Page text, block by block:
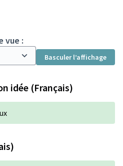
vue :
Basculer l’affichage
idée (Français)